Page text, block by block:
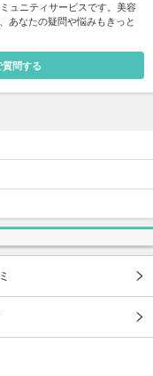
ュニティサービスです。美容
あなたの疑問や悩みもきっと
問する